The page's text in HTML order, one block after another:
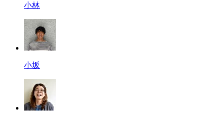
小林
小坂